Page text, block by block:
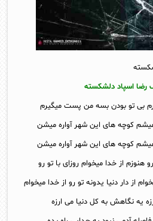
رضا اسپاد دلشکسته
بی تو بودن بسه من پست میگیرم
کوچه های این شهر آواره میشن
کوچه های این شهر آواره میشن
هنوزم از خدا میخوام روزای با تو رو
از دار دنیا یدونه تو رو از خدا میخوام
یه نگاهش به کل دنیا می ارزه